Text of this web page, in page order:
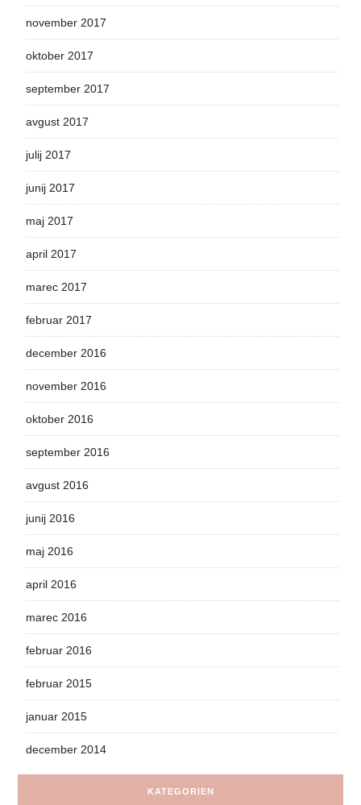
november 2017
oktober 2017
september 2017
avgust 2017
julij 2017
junij 2017
maj 2017
april 2017
marec 2017
februar 2017
december 2016
november 2016
oktober 2016
september 2016
avgust 2016
junij 2016
maj 2016
april 2016
marec 2016
februar 2016
februar 2015
januar 2015
december 2014
KATEGORIEN